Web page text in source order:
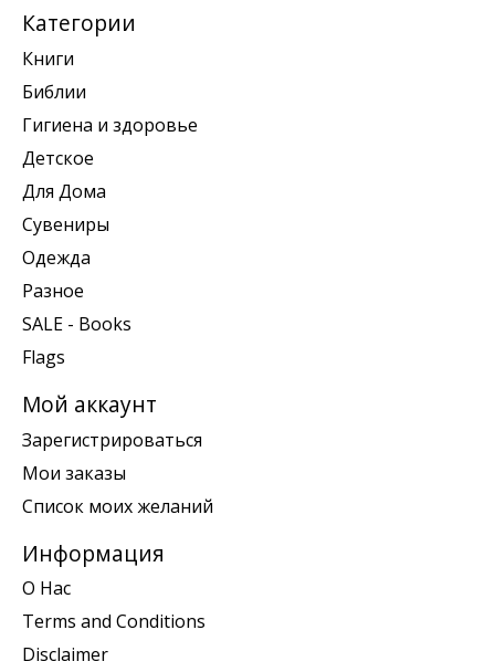
Категории
Книги
Библии
Гигиена и здоровье
Детское
Для Дома
Сувениры
Одежда
Разное
SALE - Books
Flags
Мой аккаунт
Зарегистрироваться
Мои заказы
Список моих желаний
Информация
О Нас
Terms and Conditions
Disclaimer